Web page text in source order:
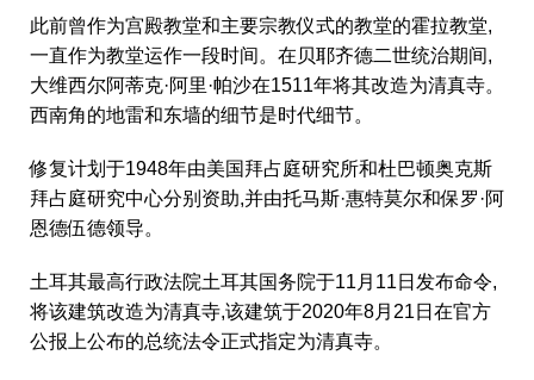
此前曾作为宫殿教堂和主要宗教仪式的教堂的霍拉教堂,
一直作为教堂运作一段时间。在贝耶齐德二世统治期间,
大维西尔阿蒂克·阿里·帕沙在1511年将其改造为清真寺。
西南角的地雷和东墙的细节是时代细节。
修复计划于1948年由美国拜占庭研究所和杜巴顿奥克斯
拜占庭研究中心分别资助,并由托马斯·惠特莫尔和保罗·阿
恩德伍德领导。
土耳其最高行政法院土耳其国务院于11月11日发布命令,
将该建筑改造为清真寺,该建筑于2020年8月21日在官方
公报上公布的总统法令正式指定为清真寺。